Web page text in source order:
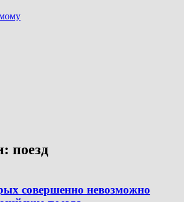
поезд
совершенно невозможно